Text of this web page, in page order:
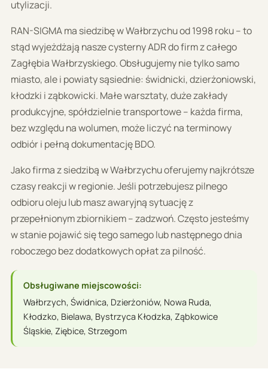
utylizacji.
RAN-SIGMA ma siedzibę w Wałbrzychu od 1998 roku – to
stąd wyjeżdżają nasze cysterny ADR do firm z całego
Zagłębia Wałbrzyskiego. Obsługujemy nie tylko samo
miasto, ale i powiaty sąsiednie: świdnicki, dzierżoniowski,
kłodzki i ząbkowicki. Małe warsztaty, duże zakłady
produkcyjne, spółdzielnie transportowe – każda firma,
bez względu na wolumen, może liczyć na terminowy
odbiór i pełną dokumentację BDO.
Jako firma z siedzibą w Wałbrzychu oferujemy najkrótsze
czasy reakcji w regionie. Jeśli potrzebujesz pilnego
odbioru oleju lub masz awaryjną sytuację z
przepełnionym zbiornikiem – zadzwoń. Często jesteśmy
w stanie pojawić się tego samego lub następnego dnia
roboczego bez dodatkowych opłat za pilność.
Obsługiwane miejscowości:
Wałbrzych, Świdnica, Dzierżoniów, Nowa Ruda,
Kłodzko, Bielawa, Bystrzyca Kłodzka, Ząbkowice
Śląskie, Ziębice, Strzegom